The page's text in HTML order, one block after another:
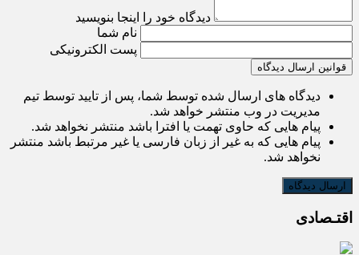
دیدگاه خود را اینجا بنویسید
نام شما
پست الکترونیکی
قوانین ارسال دیدگاه
دیدگاه های ارسال شده توسط شما، پس از تایید توسط تیم
مدیریت در وب منتشر خواهد شد.
پیام هایی که حاوی تهمت یا افترا باشد منتشر نخواهد شد.
پیام هایی که به غیر از زبان فارسی یا غیر مرتبط باشد منتشر
نخواهد شد.
اقتـصادی